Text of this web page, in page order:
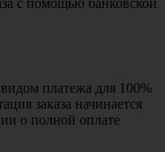
с помощью банковской
платежа для 100%
заказа начинается
о полной оплате